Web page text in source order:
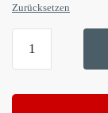
Zurücksetzen